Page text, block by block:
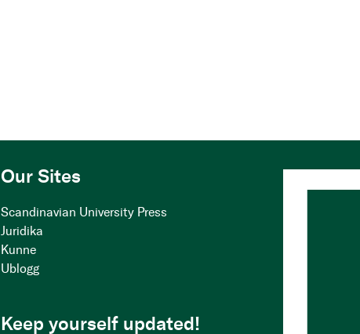
Our Sites
Scandinavian University Press
Juridika
Kunne
Ublogg
Keep yourself updated!